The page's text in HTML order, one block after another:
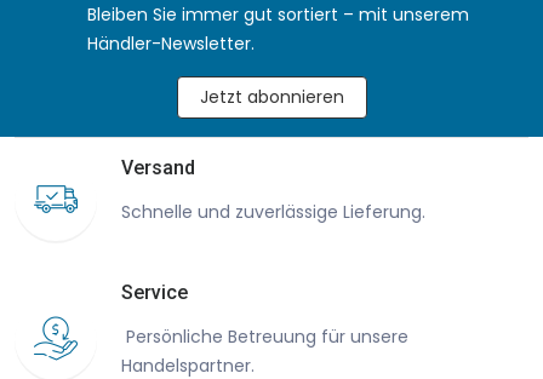
Bleiben Sie immer gut sortiert – mit unserem
Händler-Newsletter.
Jetzt abonnieren
Versand
Schnelle und zuverlässige Lieferung.
Service
Persönliche Betreuung für unsere
Handelspartner.